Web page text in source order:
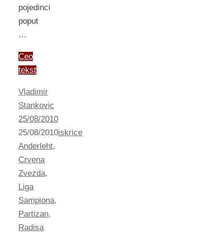
pojedinci
poput
…
Ceo
tekst
Vladimir
Stankovic
25/08/2010
25/08/2010iskrice
Anderleht,
Crvena
Zvezda,
Liga
Sampiona,
Partizan,
Radisa